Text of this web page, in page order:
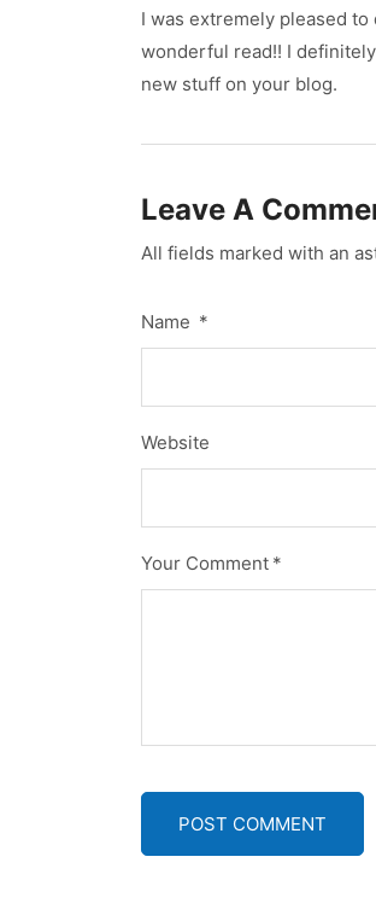
I was extremely pleased
wonderful read!! I
new stuff on your blog.
Leave A
All fields marked with an
Name *
Website
Your Comment *
POST COMMENT